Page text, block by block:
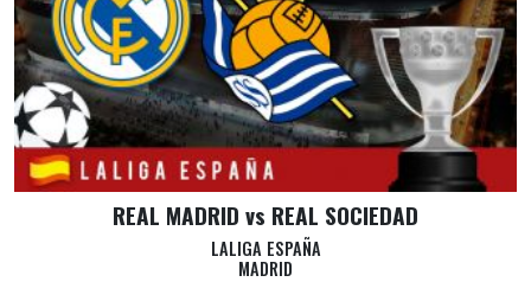
REAL MADRID vs REAL SOCIEDAD
LALIGA ESPAÑA
MADRID